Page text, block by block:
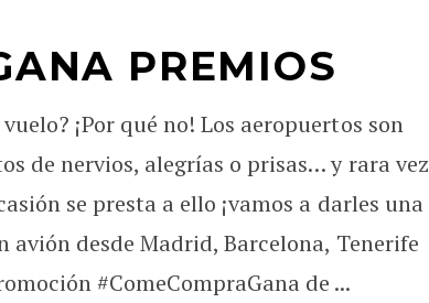
PREMIOS
¡Por qué no! Los aeropuertos son
de nervios, alegrías o prisas… y rara vez
se presta a ello ¡vamos a darles una
avión desde Madrid, Barcelona, Tenerife
#ComeCompraGana de ...